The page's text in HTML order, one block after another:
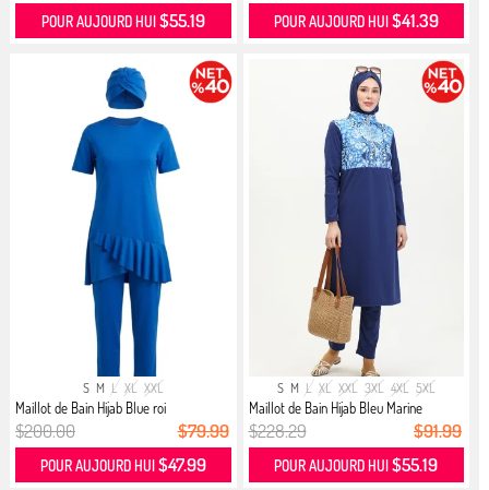
POUR AUJOURD HUI $55.19 POUR AUJOURD HUI $41.39
S M L XL XXL
Maillot de Bain Hijab Blue roi
$200.00 $79.99
POUR AUJOURD HUI $47.99
S M L XL XXL 3XL 4XL 5XL
Maillot de Bain Hijab Bleu Marine
$228.29 $91.99
POUR AUJOURD HUI$55.19